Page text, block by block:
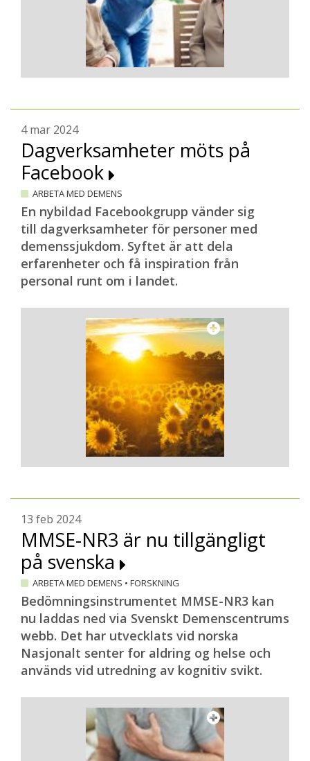
4 mar 2024
Dagverksamheter möts på
Facebook
ARBETA MED DEMENS
En nybildad Facebookgrupp vänder sig
till dagverksamheter för personer med
demenssjukdom. Syftet är att dela
erfarenheter och få inspiration från
personal runt om i landet.
13 feb 2024
MMSE-NR3 är nu tillgängligt
på svenska
ARBETA MED DEMENS • FORSKNING
Bedömningsinstrumentet MMSE-NR3 kan
nu laddas ned via Svenskt Demenscentrums
webb. Det har utvecklats vid norska
Nasjonalt senter for aldring og helse och
används vid utredning av kognitiv svikt.